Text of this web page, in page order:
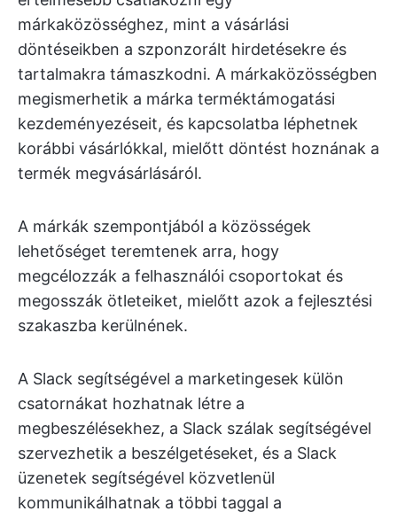
márkaközösséghez, mint a vásárlási
döntéseikben a szponzorált hirdetésekre és
tartalmakra támaszkodni. A márkaközösségben
megismerhetik a márka terméktámogatási
kezdeményezéseit, és kapcsolatba léphetnek
korábbi vásárlókkal, mielőtt döntést hoznának a
termék megvásárlásáról.
A márkák szempontjából a közösségek
lehetőséget teremtenek arra, hogy
megcélozzák a felhasználói csoportokat és
megosszák ötleteiket, mielőtt azok a fejlesztési
szakaszba kerülnének.
A Slack segítségével a marketingesek külön
csatornákat hozhatnak létre a
megbeszélésekhez, a Slack szálak segítségével
szervezhetik a beszélgetéseket, és a Slack
üzenetek segítségével közvetlenül
kommunikálhatnak a többi taggal a